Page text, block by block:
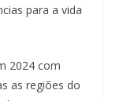
para a vida
2024 com
as regiões do